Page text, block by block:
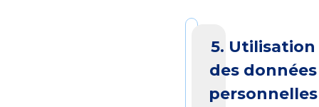
5. Utilisation
des données
personnelles